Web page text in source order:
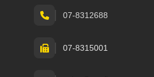
07-8312688
07-8315001